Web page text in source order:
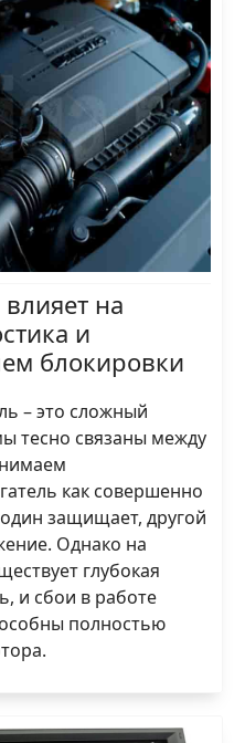
на
и
блокировки
– это сложный
тесно связаны между
как совершенно
защищает, другой
Однако на
глубокая
и сбои в работе
полностью